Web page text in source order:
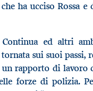
ha ucciso Rossa
Continua ed altri
sui suoi passi,
rapporto di lavoro
forze di polizia.